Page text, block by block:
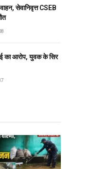
सेवानिवृत्त CSEB
का आरोप, युवक के सिर